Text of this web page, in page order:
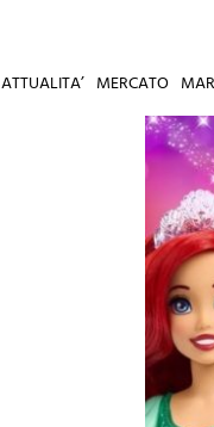
ATTUALITA’ MERCATO